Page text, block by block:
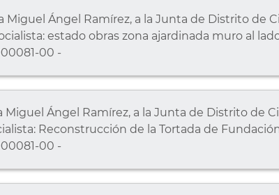
Ángel Ramírez, a la Junta de Distrito de
estado obras zona ajardinada muro al
00 -
Ángel Ramírez, a la Junta de Distrito de
Reconstrucción de la Tortada de
00 -